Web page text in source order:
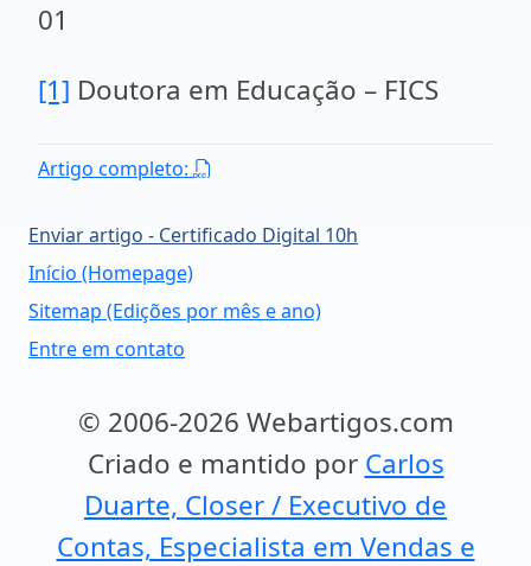
01
[1] Doutora em Educação – FICS
Artigo completo:
Enviar artigo - Certificado Digital 10h
Início (Homepage)
Sitemap (Edições por mês e ano)
Entre em contato
© 2006-2026 Webartigos.com
Criado e mantido por Carlos
Duarte, Closer / Executivo de
Contas, Especialista em Vendas e